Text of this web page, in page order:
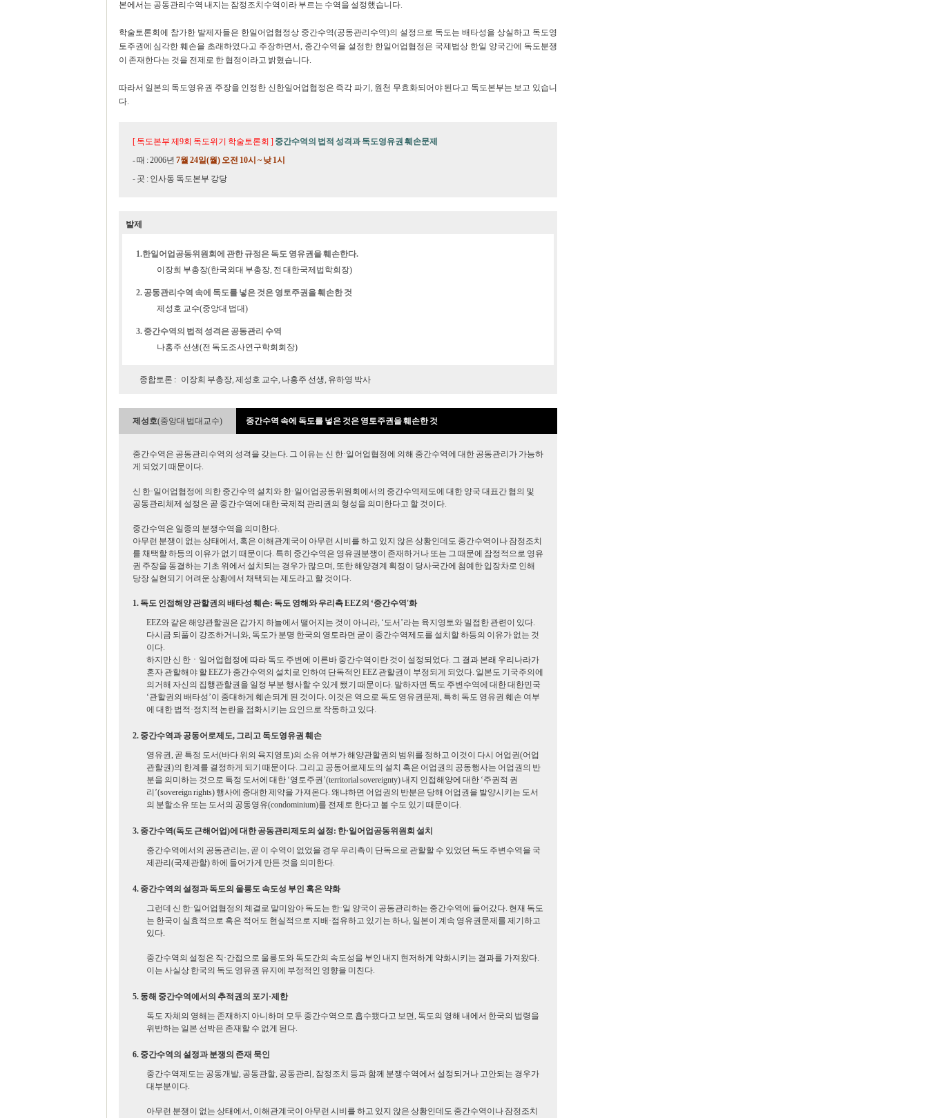
본에서는 공동관리수역 내지는 잠정조치수역이라 부르는 수역을 설정했습니다.
학술토론회에 참가한 발제자들은 한일어업협정상 중간수역(공동관리수역)의 설정으로 독도는 배타성을 상실하고 독도영
토주권에 심각한 훼손을 초래하였다고 주장하면서, 중간수역을 설정한 한일어업협정은 국제법상 한일 양국간에 독도분쟁
이 존재한다는 것을 전제로 한 협정이라고 밝혔습니다.
따라서 일본의 독도영유권 주장을 인정한 신한일어업협정은 즉각 파기, 원천 무효화되어야 된다고 독도본부는 보고 있습니
다.
[ 독도본부 제9회 독도위기 학술토론회 ] 중간수역의 법적 성격과 독도영유권 훼손문제
- 때 : 2006년 7월 24일(월) 오전 10시 ~ 낮 1시
- 곳 : 인사동 독도본부 강당
발제
1.한일어업공동위원회에 관한 규정은 독도 영유권을 훼손한다.
이장희 부총장(한국외대 부총장, 전 대한국제법학회장)
2. 공동관리수역 속에 독도를 넣은 것은 영토주권을 훼손한 것
제성호 교수(중앙대 법대)
3. 중간수역의 법적 성격은 공동관리 수역
나홍주 선생(전 독도조사연구학회회장)
종합토론 : 이장희 부총장, 제성호 교수, 나홍주 선생, 유하영 박사
제성호(중앙대 법대교수) 중간수역 속에 독도를 넣은 것은 영토주권을 훼손한 것
중간수역은 공동관리수역의 성격을 갖는다. 그 이유는 신 한·일어업협정에 의해 중간수역에 대한 공동관리가 가능하
게 되었기 때문이다.
신 한·일어업협정에 의한 중간수역 설치와 한·일어업공동위원회에서의 중간수역제도에 대한 양국 대표간 협의 및
공동관리체제 설정은 곧 중간수역에 대한 국제적 관리권의 형성을 의미한다고 할 것이다.
중간수역은 일종의 분쟁수역을 의미한다.
아무런 분쟁이 없는 상태에서, 혹은 이해관계국이 아무런 시비를 하고 있지 않은 상황인데도 중간수역이나 잠정조치
를 채택할 하등의 이유가 없기 때문이다. 특히 중간수역은 영유권분쟁이 존재하거나 또는 그 때문에 잠정적으로 영유
권 주장을 동결하는 기초 위에서 설치되는 경우가 많으며, 또한 해양경계 획정이 당사국간에 첨예한 입장차로 인해
당장 실현되기 어려운 상황에서 채택되는 제도라고 할 것이다.
1. 독도 인접해양 관할권의 배타성 훼손: 독도 영해와 우리측 EEZ의 ‘중간수역'화
EEZ와 같은 해양관할권은 갑가지 하늘에서 떨어지는 것이 아니라, ‘도서’라는 육지영토와 밀접한 관련이 있다.
다시금 되풀이 강조하거니와, 독도가 분명 한국의 영토라면 굳이 중간수역제도를 설치할 하등의 이유가 없는 것
이다.
하지만 신 한ㆍ일어업협정에 따라 독도 주변에 이른바 중간수역이란 것이 설정되었다. 그 결과 본래 우리나라가
혼자 관할해야 할 EEZ가 중간수역의 설치로 인하여 단독적인 EEZ 관할권이 부정되게 되었다. 일본도 기국주의에
의거해 자신의 집행관할권을 일정 부분 행사할 수 있게 됐기 때문이다. 말하자면 독도 주변수역에 대한 대한민국
‘관할권의 배타성’이 중대하게 훼손되게 된 것이다. 이것은 역으로 독도 영유권문제, 특히 독도 영유권 훼손 여부
에 대한 법적·정치적 논란을 점화시키는 요인으로 작동하고 있다.
2. 중간수역과 공동어로제도, 그리고 독도영유권 훼손
영유권, 곧 특정 도서(바다 위의 육지영토)의 소유 여부가 해양관할권의 범위를 정하고 이것이 다시 어업권(어업
관할권)의 한계를 결정하게 되기 때문이다. 그리고 공동어로제도의 설치 혹은 어업권의 공동행사는 어업권의 반
분을 의미하는 것으로 특정 도서에 대한 ‘영토주권’(territorial sovereignty) 내지 인접해양에 대한 ‘주권적 권
리’(sovereign rights) 행사에 중대한 제약을 가져온다. 왜냐하면 어업권의 반분은 당해 어업권을 발양시키는 도서
의 분할소유 또는 도서의 공동영유(condominium)를 전제로 한다고 볼 수도 있기 때문이다.
3. 중간수역(독도 근해어업)에 대한 공동관리제도의 설정: 한·일어업공동위원회 설치
중간수역에서의 공동관리는, 곧 이 수역이 없었을 경우 우리측이 단독으로 관할할 수 있었던 독도 주변수역을 국
제관리(국제관할) 하에 들어가게 만든 것을 의미한다.
4. 중간수역의 설정과 독도의 울릉도 속도성 부인 혹은 약화
그런데 신 한·일어업협정의 체결로 말미암아 독도는 한·일 양국이 공동관리하는 중간수역에 들어갔다. 현재 독도
는 한국이 실효적으로 혹은 적어도 현실적으로 지배·점유하고 있기는 하나, 일본이 계속 영유권문제를 제기하고
있다.
중간수역의 설정은 직·간접으로 울릉도와 독도간의 속도성을 부인 내지 현저하게 약화시키는 결과를 가져왔다.
이는 사실상 한국의 독도 영유권 유지에 부정적인 영향을 미친다.
5. 동해 중간수역에서의 추적권의 포기·제한
독도 자체의 영해는 존재하지 아니하며 모두 중간수역으로 흡수됐다고 보면, 독도의 영해 내에서 한국의 법령을
위반하는 일본 선박은 존재할 수 없게 된다.
6. 중간수역의 설정과 분쟁의 존재 묵인
중간수역제도는 공동개발, 공동관할, 공동관리, 잠정조치 등과 함께 분쟁수역에서 설정되거나 고안되는 경우가
대부분이다.
아무런 분쟁이 없는 상태에서, 이해관계국이 아무런 시비를 하고 있지 않은 상황인데도 중간수역이나 잠정조치